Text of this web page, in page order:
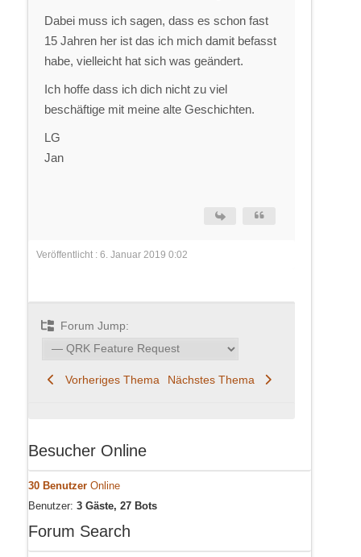
Dabei muss ich sagen, dass es schon fast
15 Jahren her ist das ich mich damit befasst
habe, vielleicht hat sich was geändert.
Ich hoffe dass ich dich nicht zu viel
beschäftige mit meine alte Geschichten.
LG
Jan
Veröffentlicht : 6. Januar 2019 0:02
Forum Jump:
Vorheriges Thema Nächstes Thema
Besucher Online
30 Benutzer Online
Benutzer: 3 Gäste, 27 Bots
Forum Search